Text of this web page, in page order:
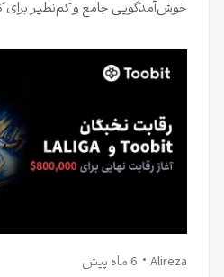
خوش‌آمدگویی جامع و کم‌نظیر برای
Alireza 6 ماه پیش